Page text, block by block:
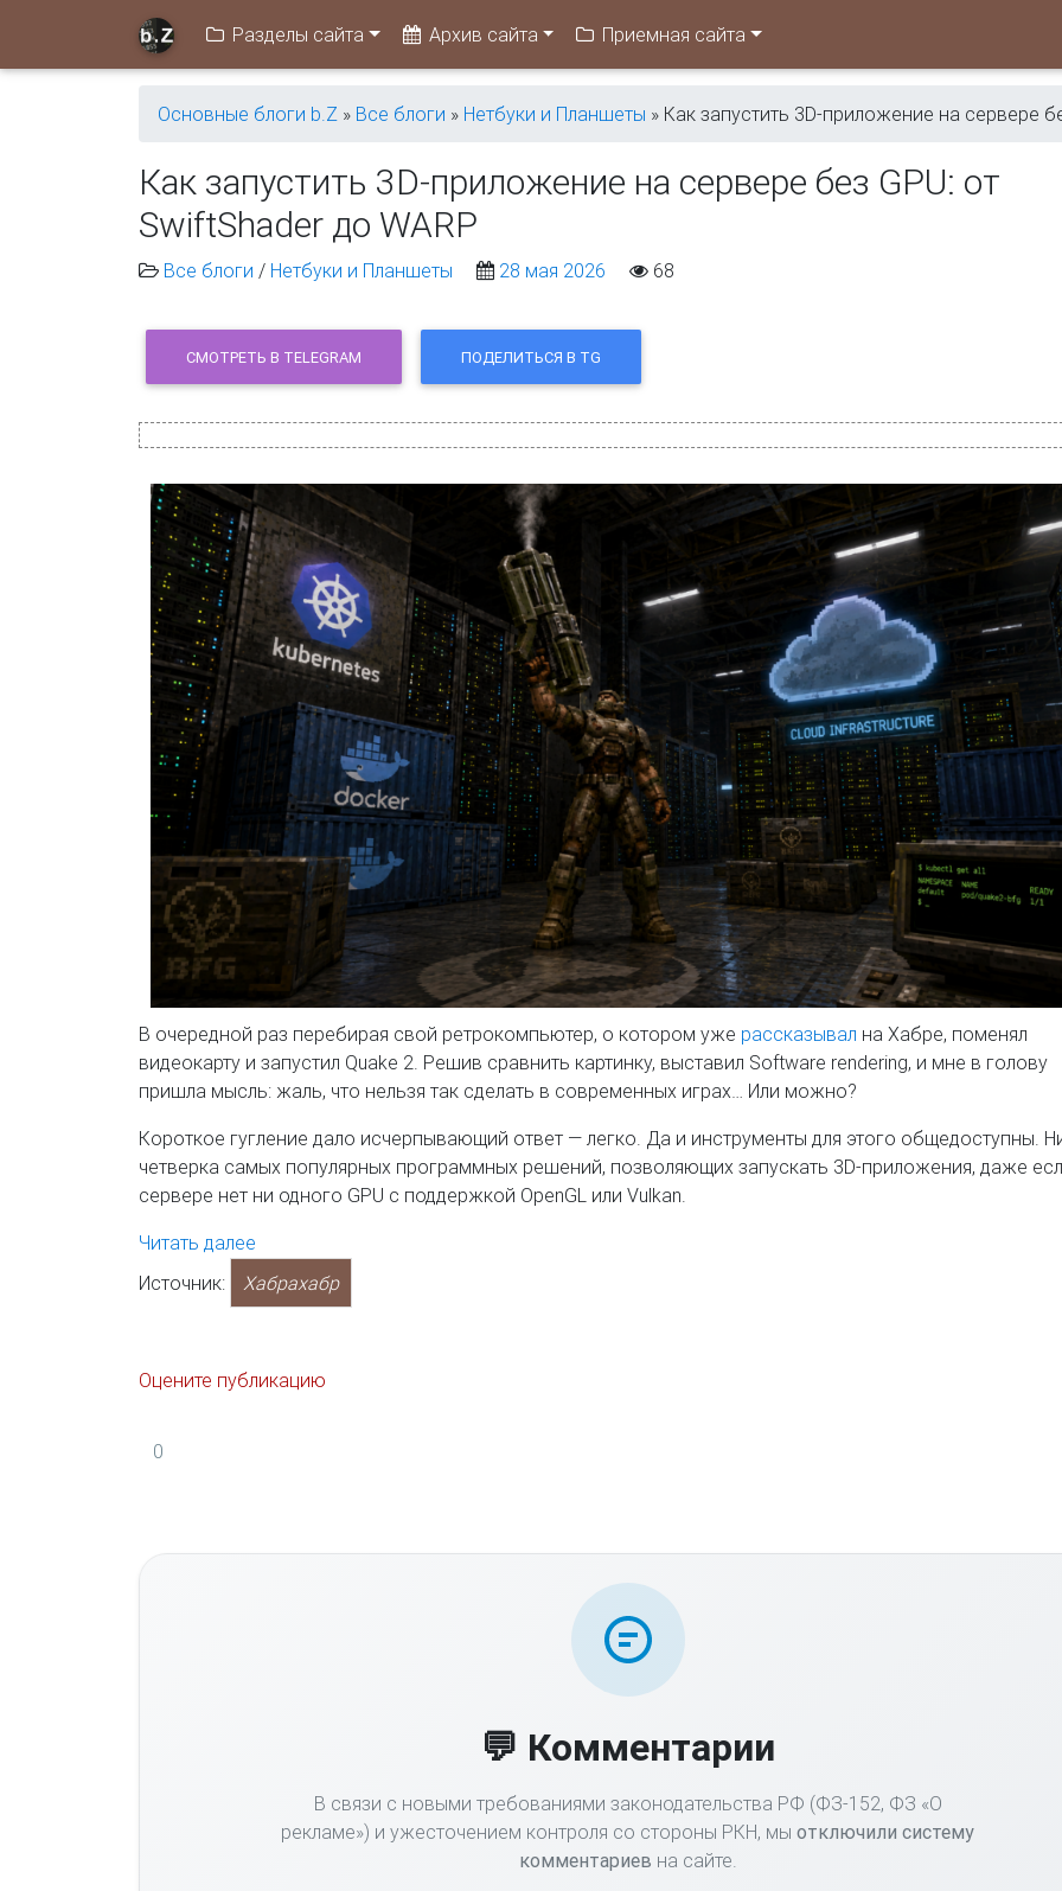
Разделы сайта Архив сайта Приемная сайта
Основные блоги b.Z » Все блоги » Нетбуки и Планшеты » Как запустить 3D-приложение на сервере
Как запустить 3D-приложение на сервере без GPU: от
SwiftShader до WARP
Все блоги / Нетбуки и Планшеты 28 мая 2026 68
СМОТРЕТЬ В TELEGRAM ПОДЕЛИТЬСЯ В TG
В очередной раз перебирая свой ретрокомпьютер, о котором уже рассказывал на Хабре, поменял
видеокарту и запустил Quake 2. Решив сравнить картинку, выставил Software rendering, и мне в голову
пришла мысль: жаль, что нельзя так сделать в современных играх… Или можно?
Короткое гугление дало исчерпывающий ответ — легко. Да и инструменты для этого общедоступны.
четверка самых популярных программных решений, позволяющих запускать 3D-приложения, даже
сервере нет ни одного GPU с поддержкой OpenGL или Vulkan.
Читать далее
Источник:
Хабрахабр
Оцените публикацию
0
💬 Комментарии
В связи с новыми требованиями законодательства РФ (ФЗ-152, ФЗ «О
рекламе») и ужесточением контроля со стороны РКН, мы отключили систему
комментариев на сайте.